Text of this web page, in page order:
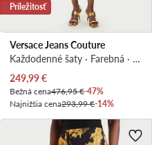
Príležitosť
Versace Jeans Couture
Každodenné šaty · Farebná · Mini
Aktuálna cena
249,99€
Bežná cena476,95 €-47%
Najnižšia cena293,99 €-14%